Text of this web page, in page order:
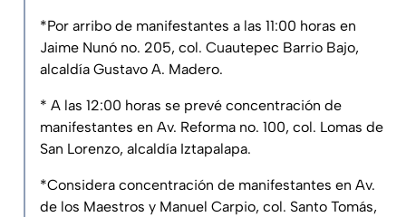
*Por arribo de manifestantes a las 11:00 horas en
Jaime Nunó no. 205, col. Cuautepec Barrio Bajo,
alcaldía Gustavo A. Madero.
* A las 12:00 horas se prevé concentración de
manifestantes en Av. Reforma no. 100, col. Lomas de
San Lorenzo, alcaldía Iztapalapa.
*Considera concentración de manifestantes en Av.
de los Maestros y Manuel Carpio, col. Santo Tomás,